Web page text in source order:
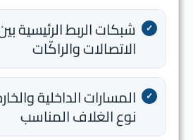
شبكات الربط الرئيسية
الاتصالات والراكّات
المسارات الداخلية
نوع الغلاف المناسب